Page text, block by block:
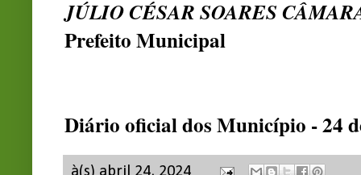
JÚLIO CÉSAR SOARES
Prefeito Municipal
Diário oficial dos Município - 24